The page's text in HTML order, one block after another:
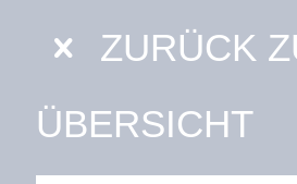
ZURÜCK
ÜBERSICHT